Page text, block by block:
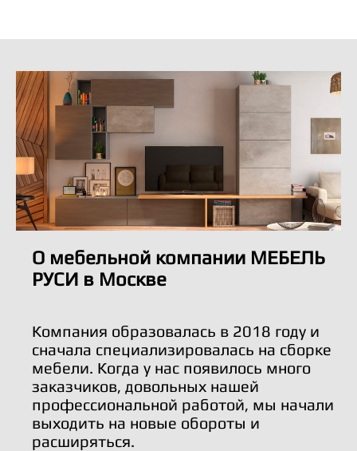
О мебельной компании МЕБЕЛЬ
РУСИ в Москве
Компания образовалась в 2018 году и
сначала специализировалась на сборке
мебели. Когда у нас появилось много
заказчиков, довольных нашей
профессиональной работой, мы начали
выходить на новые обороты и
расширяться.